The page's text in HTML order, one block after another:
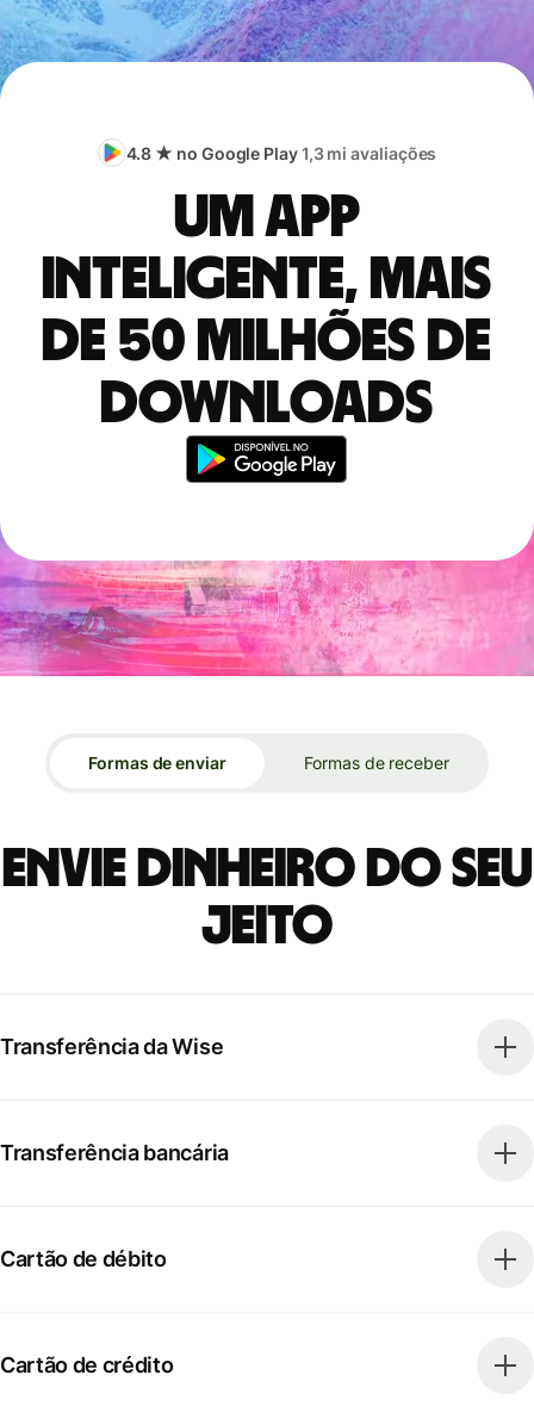
4.8 ★ no Google Play1,3 mi avaliações
Um app
inteligente, mais
de 50 milhões de
downloads
Formas de enviar Formas de receber
Envie dinheiro do seu
jeito
Transferência da Wise
Transferência bancária
Cartão de débito
Cartão de crédito